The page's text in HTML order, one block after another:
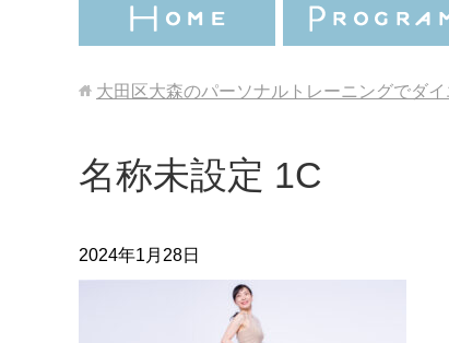
大田区大森のパーソナルトレーニングでダ
名称未設定 1C
2024年1月28日